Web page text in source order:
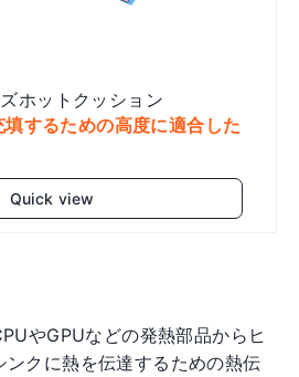
ホットクッション
するための高度に適合した
Quick view
やGPUなどの発熱部品からヒ
ンクに熱を伝達するための熱伝